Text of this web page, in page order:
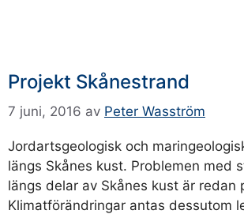
Projekt Skånestrand
7 juni, 2016 av Peter Wasström
Jordartsgeologisk och
längs Skånes kust. Problemen med
längs delar av Skånes kust är redan
Klimatförändringar antas dessutom